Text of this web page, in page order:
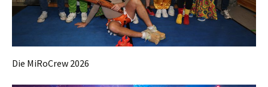
Die MiRoCrew 2026